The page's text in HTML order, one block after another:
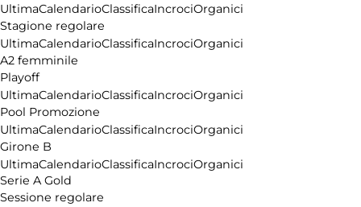
UltimaCalendarioClassificaIncrociOrganici
Stagione regolare
UltimaCalendarioClassificaIncrociOrganici
A2 femminile
Playoff
UltimaCalendarioClassificaIncrociOrganici
Pool Promozione
UltimaCalendarioClassificaIncrociOrganici
Girone B
UltimaCalendarioClassificaIncrociOrganici
Serie A Gold
Sessione regolare